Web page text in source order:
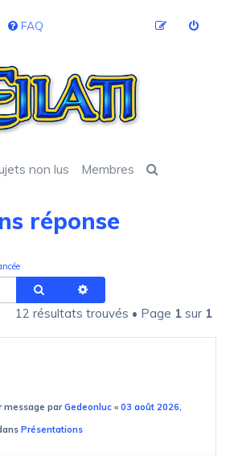
FAQ
non lus Membres
réponse
Rechercher
12 résultats trouvés • Page 1sur 1
message parGedeonluc« 03 août 2026,
Présentations